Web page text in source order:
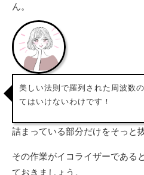
ん。
美しい法則で羅列された周波数
てはいけないわけです！
詰まっている部分だけをそっと
その作業がイコライザーである
ておきましょう。